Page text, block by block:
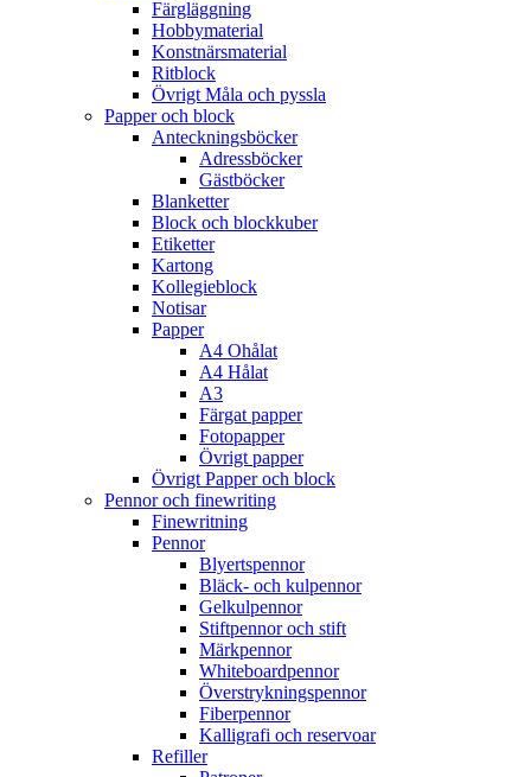
Färgläggning
Hobbymaterial
Konstnärsmaterial
Ritblock
Övrigt Måla och pyssla
Papper och block
Anteckningsböcker
Adressböcker
Gästböcker
Blanketter
Block och blockkuber
Etiketter
Kartong
Kollegieblock
Notisar
Papper
A4 Ohålat
A4 Hålat
A3
Färgat papper
Fotopapper
Övrigt papper
Övrigt Papper och block
Pennor och finewriting
Finewritning
Pennor
Blyertspennor
Bläck- och kulpennor
Gelkulpennor
Stiftpennor och stift
Märkpennor
Whiteboardpennor
Överstrykningspennor
Fiberpennor
Kalligrafi och reservoar
Refiller